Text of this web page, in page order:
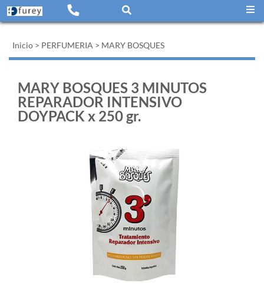
Inicio > PERFUMERIA > MARY BOSQUES
MARY BOSQUES 3 MINUTOS
REPARADOR INTENSIVO
DOYPACK x 250 gr.